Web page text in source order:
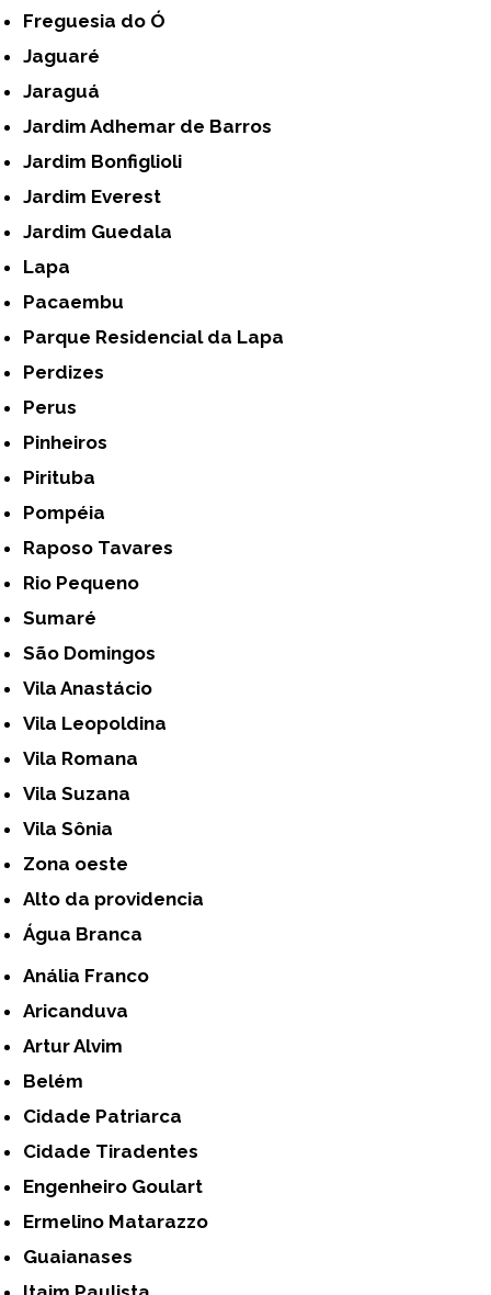
Freguesia do Ó
Jaguaré
Jaraguá
Jardim Adhemar de Barros
Jardim Bonfiglioli
Jardim Everest
Jardim Guedala
Lapa
Pacaembu
Parque Residencial da Lapa
Perdizes
Perus
Pinheiros
Pirituba
Pompéia
Raposo Tavares
Rio Pequeno
Sumaré
São Domingos
Vila Anastácio
Vila Leopoldina
Vila Romana
Vila Suzana
Vila Sônia
Zona oeste
alto da providencia
Água Branca
Anália Franco
Aricanduva
Artur Alvim
Belém
Cidade Patriarca
Cidade Tiradentes
Engenheiro Goulart
Ermelino Matarazzo
Guaianases